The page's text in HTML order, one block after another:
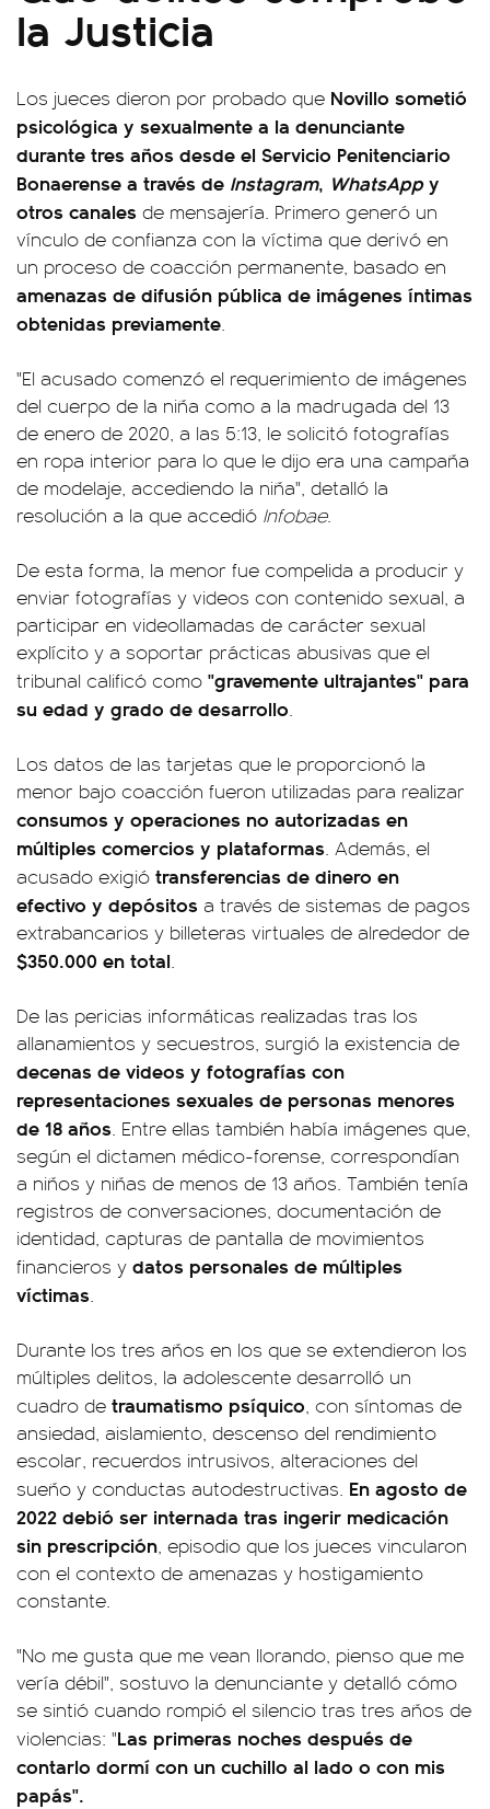
la Justicia
Los jueces dieron por probado que Novillo sometió
psicológica y sexualmente a la denunciante
durante tres años desde el Servicio Penitenciario
Bonaerense a través de Instagram, WhatsAppy
otros canales de mensajería. Primero generó un
vínculo de confianza con la víctima que derivó en
un proceso de coacción permanente, basado en
amenazas de difusión pública de imágenes íntimas
obtenidas previamente.
"El acusado comenzó el requerimiento de imágenes
del cuerpo de la niña como a la madrugada del 13
de enero de 2020, a las 5:13, le solicitó fotografías
en ropa interior para lo que le dijo era una campaña
de modelaje, accediendo la niña", detalló la
resolución a la que accedió Infobae.
De esta forma, la menor fue compelida a producir y
enviar fotografías y videos con contenido sexual, a
participar en videollamadas de carácter sexual
explícito y a soportar prácticas abusivas que el
tribunal calificó como "gravemente ultrajantes" para
su edad y grado de desarrollo.
Los datos de las tarjetas que le proporcionó la
menor bajo coacción fueron utilizadas para realizar
consumos y operaciones no autorizadas en
múltiples comercios y plataformas. Además, el
acusado exigió transferencias de dinero en
efectivo y depósitos a través de sistemas de pagos
extrabancarios y billeteras virtuales de alrededor de
$350.000 en total.
De las pericias informáticas realizadas tras los
allanamientos y secuestros, surgió la existencia de
decenas de videos y fotografías con
representaciones sexuales de personas menores
de 18 años. Entre ellas también había imágenes que,
según el dictamen médico-forense, correspondían
a niños y niñas de menos de 13 años. También tenía
registros de conversaciones, documentación de
identidad, capturas de pantalla de movimientos
financieros y datos personales de múltiples
víctimas.
Durante los tres años en los que se extendieron los
múltiples delitos, la adolescente desarrolló un
cuadro de traumatismo psíquico, con síntomas de
ansiedad, aislamiento, descenso del rendimiento
escolar, recuerdos intrusivos, alteraciones del
sueño y conductas autodestructivas. En agosto de
2022 debió ser internada tras ingerir medicación
sin prescripción, episodio que los jueces vincularon
con el contexto de amenazas y hostigamiento
constante.
"No me gusta que me vean llorando, pienso que me
vería débil", sostuvo la denunciante y detalló cómo
se sintió cuando rompió el silencio tras tres años de
violencias: "Las primeras noches después de
contarlo dormí con un cuchillo al lado o con mis
papás".